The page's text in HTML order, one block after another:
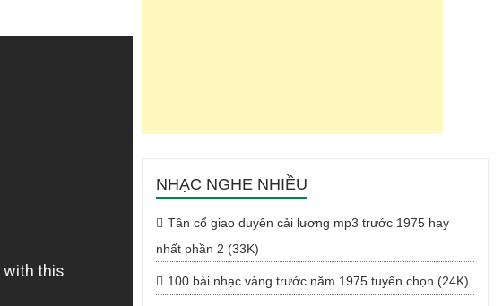
NHẠC NGHE NHIỀU
Tân cổ giao duyên cải lương mp3 trước 1975 hay
nhất phần 2 (33K)
100 bài nhạc vàng trước năm 1975 tuyển chọn (24K)